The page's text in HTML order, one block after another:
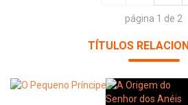
página 1 de 2
TÍTULOS